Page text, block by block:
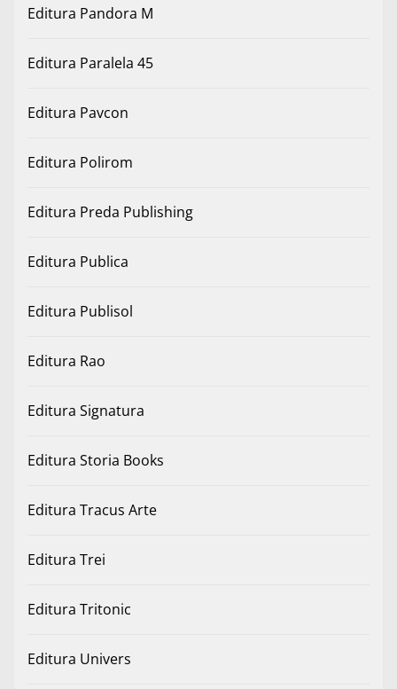
Editura Pandora M
Editura Paralela 45
Editura Pavcon
Editura Polirom
Editura Preda Publishing
Editura Publica
Editura Publisol
Editura Rao
Editura Signatura
Editura Storia Books
Editura Tracus Arte
Editura Trei
Editura Tritonic
Editura Univers